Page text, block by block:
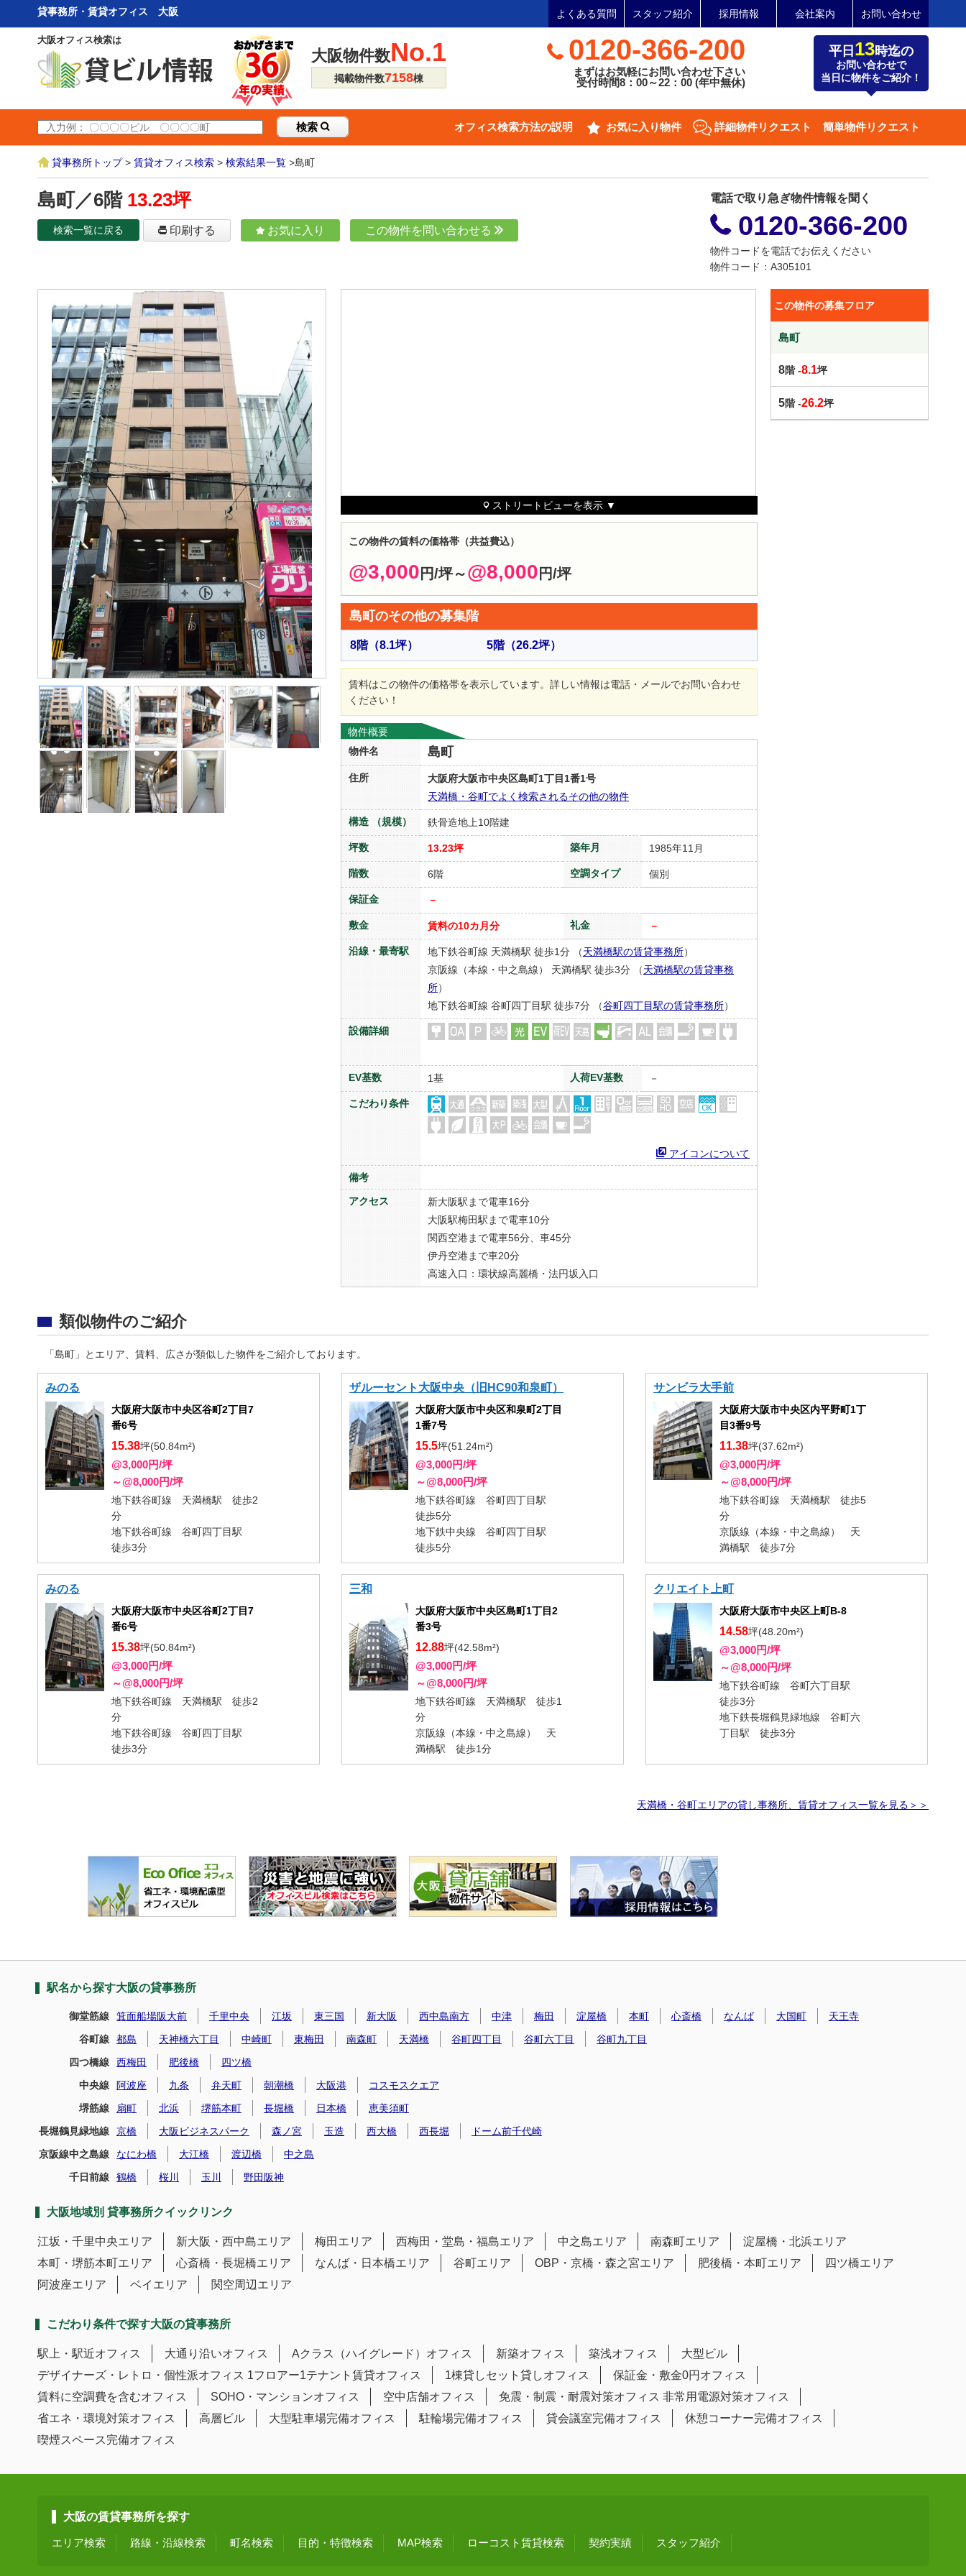
貸事務所・賃貸オフィス 大阪 よくある質問 スタッフ紹介 採用情報 会社案内 お問い合わせ
大阪オフィス検索は
大阪物件数No.1
掲載物件数7158棟
0120-366-200
まずはお気軽にお問い合わせ下さい
受付時間8：00～22：00 (年中無休)
平日 13時迄の
お問い合わせで
当日に物件をご紹介！
検索 オフィス検索方法の説明 お気に入り物件 詳細物件リクエスト 簡単物件リクエスト
貸事務所トップ> 賃貸オフィス検索 > 検索結果一覧 >島町
島町／6階 13.23坪
検索一覧に戻る 印刷する お気に入り この物件を問い合わせる
電話で取り急ぎ物件情報を聞く
0120-366-200
物件コードを電話でお伝えください
物件コード：A305101
ストリートビューを表示 ▼
この物件の賃料の価格帯（共益費込）
@3,000 円/坪～@8,000 円/坪
島町のその他の募集階
8階（8.1坪） 5階（26.2坪）
賃料はこの物件の価格帯を表示しています。詳しい情報は電話・メールでお問い合わせ
ください！
物件概要
物件名
島町
住所
大阪府大阪市中央区島町1丁目1番1号
天満橋・谷町でよく検索されるその他の物件
構造 （規模） 鉄骨造地上10階建
坪数 13.23坪 築年月 1985年11月
階数 6階 空調タイプ 個別
保証金 －
敷金 賃料の10カ月分 礼金 －
沿線・最寄駅 地下鉄谷町線 天満橋駅 徒歩1分 （天満橋駅の賃貸事務所）
京阪線（本線・中之島線） 天満橋駅 徒歩3分 （天満橋駅の賃貸事務
所）
地下鉄谷町線 谷町四丁目駅 徒歩7分 （谷町四丁目駅の賃貸事務所）
設備詳細
EV基数 1基 人荷EV基数 －
こだわり条件
アイコンについて
備考
アクセス
新大阪駅まで電車16分
大阪駅梅田駅まで電車10分
関西空港まで電車56分、車45分
伊丹空港まで車20分
高速入口：環状線高麗橋・法円坂入口
この物件の募集フロア
島町
8階 -8.1坪
5階 -26.2坪
類似物件のご紹介
「島町」とエリア、賃料、広さが類似した物件をご紹介しております。
みのる
大阪府大阪市中央区谷町2丁目7
番6号
15.38坪(50.84m²)
@3,000円/坪
～@8,000円/坪
地下鉄谷町線 天満橋駅 徒歩2
分
地下鉄谷町線 谷町四丁目駅
徒歩3分
ザルーセント大阪中央（旧HC90和泉町）
大阪府大阪市中央区和泉町2丁目
1番7号
15.5坪(51.24m²)
@3,000円/坪
～@8,000円/坪
地下鉄谷町線 谷町四丁目駅
徒歩5分
地下鉄中央線 谷町四丁目駅
徒歩5分
サンビラ大手前
大阪府大阪市中央区内平野町1丁
目3番9号
11.38坪(37.62m²)
@3,000円/坪
～@8,000円/坪
地下鉄谷町線 天満橋駅 徒歩5
分
京阪線（本線・中之島線） 天
満橋駅 徒歩7分
みのる
大阪府大阪市中央区谷町2丁目7
番6号
15.38坪(50.84m²)
@3,000円/坪
～@8,000円/坪
地下鉄谷町線 天満橋駅 徒歩2
分
地下鉄谷町線 谷町四丁目駅
徒歩3分
三和
大阪府大阪市中央区島町1丁目2
番3号
12.88坪(42.58m²)
@3,000円/坪
～@8,000円/坪
地下鉄谷町線 天満橋駅 徒歩1
分
京阪線（本線・中之島線） 天
満橋駅 徒歩1分
クリエイト上町
大阪府大阪市中央区上町B-8
14.58坪(48.20m²)
@3,000円/坪
～@8,000円/坪
地下鉄谷町線 谷町六丁目駅
徒歩3分
地下鉄長堀鶴見緑地線 谷町六
丁目駅 徒歩3分
天満橋・谷町エリアの貸し事務所、賃貸オフィス一覧を見る＞＞
駅名から探す大阪の貸事務所
御堂筋線 箕面船場阪大前 千里中央 江坂 東三国 新大阪 西中島南方 中津 梅田 淀屋橋 本町 心斎橋 なんば 大国町
天王寺
谷町線
都島 天神橋六丁目 中崎町 東梅田 南森町 天満橋 谷町四丁目 谷町六丁目
谷町九丁目
四つ橋線
西梅田 肥後橋
四ツ橋
中央線
阿波座 九条 弁天町 朝潮橋 大阪港
コスモスクエア
堺筋線
扇町 北浜 堺筋本町 長堀橋 日本橋
恵美須町
長堀鶴見緑地線
京橋 大阪ビジネスパーク 森ノ宮 玉造 西大橋 西長堀
ドーム前千代崎
京阪線中之島線
なにわ橋 大江橋 渡辺橋
中之島
千日前線
鶴橋 桜川 玉川 野田阪神
大阪地域別 貸事務所クイックリンク
江坂・千里中央エリア 新大阪・西中島エリア 梅田エリア 西梅田・堂島・福島エリア 中之島エリア 南森町エリア
淀屋橋・北浜エリア
本町・堺筋本町エリア
心斎橋・長堀橋エリア なんば・日本橋エリア 谷町エリア OBP・京橋・森之宮エリア 肥後橋・本町エリア
四ツ橋エリア
阿波座エリア
ベイエリア 関空周辺エリア
こだわり条件で探す大阪の貸事務所
駅上・駅近オフィス 大通り沿いオフィス Aクラス（ハイグレード）オフィス 新築オフィス 築浅オフィス
大型ビル
デザイナーズ・レトロ・個性派オフィス 1フロアー1テナント賃貸オフィス 1棟貸しセット貸しオフィス
保証金・敷金0円オフィス
賃料に空調費を含むオフィス
SOHO・マンションオフィス 空中店舗オフィス 免震・制震・耐震対策オフィス 非常用電源対策オフィス
省エネ・環境対策オフィス
高層ビル 大型駐車場完備オフィス 駐輪場完備オフィス 貸会議室完備オフィス
休憩コーナー完備オフィス
喫煙スペース完備オフィス
大阪の賃貸事務所を探す
エリア検索 路線・沿線検索 町名検索 目的・特徴検索 MAP検索 ローコスト賃貸検索 契約実績 スタッフ紹介